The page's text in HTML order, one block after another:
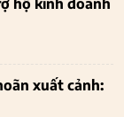
hộ kinh doanh
xuất cảnh: